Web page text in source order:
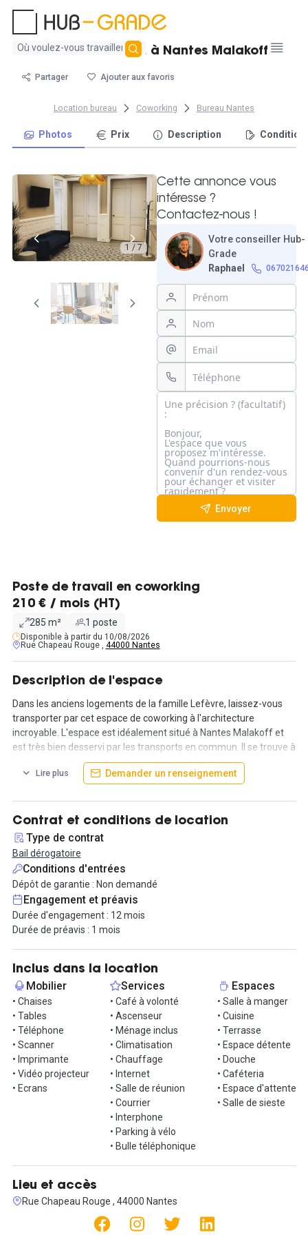
Aucun
trouvé
Postes de travail à Nantes Malakoff
Partager Ajouter aux favoris
Location bureau Coworking Bureau Nantes
Photos Prix Description
1 / 7
Cette annonce vous
intéresse ?
Contactez-nous !
Votre conseiller Hub-
Grade
Raphael
Envoyer
Poste de travail en coworking
210 € / mois (HT)
285 m² 1 poste
Disponible à partir du 10/08/2026
Rue Chapeau Rouge , 44000 Nantes
Description de l'espace
Dans les anciens logements de la famille Lefèvre, laissez-vous
transporter par cet espace de coworking à l'architecture
incroyable. L'espace est idéalement situé à Nantes Malakoff et
est très bien desservi par les transports en commun. Il se trouve à
proximité de la Place Graslin, à 5 minutes de l'arrêt de bus St-
Nicholas et de la ligne 1 de tram. (bus et tram à deux pas).
Dans cet espace, nous vous proposons un espace de coworking
de 285 m², avec une belle hauteur sous plafond ainsi que de
splendides moulures et des boiseries murales donnant à
l’ensemble un charme raffiné et un caractère haut de gamme.
Dans cet espace, retrouvez-vous entre collègues co-worker au
bar de la cuisine pour partager un café et un bon moment. En plus
de travailler dans un lieu atypique et unique qui saura vous
inspirer votre quartier n’est pas en reste ! En effet la rue scribe
avec ses fameux bars et restaurants vous attendent pour profiter
d’une pause gourmande.
Vous aurez également la chance de bénéficier de différents
services : connexion internet haut débit (wifi/RJ45), machines à
café, assistance technique et informatique, service de
restauration pour vivre toute une expérience culinaire (plats,
goûters, apéro)...
Lire plus Demander un renseignement
Contrat et conditions de location
Type de contrat
Bail dérogatoire
Conditions d'entrées
Dépôt de garantie : Non demandé
Engagement et préavis
Durée d'engagement : 12 mois
Durée de préavis : 1 mois
Inclus dans la location
Mobilier
• Chaises
• Tables
• Téléphone
• Scanner
• Imprimante
• Vidéo projecteur
• Ecrans
Services
• Café à volonté
• Ascenseur
• Ménage inclus
• Climatisation
• Chauffage
• Internet
• Salle de réunion
• Courrier
• Interphone
• Parking à vélo
• Bulle téléphonique
Espaces
• Salle à manger
• Cuisine
• Terrasse
• Espace détente
• Douche
• Caféteria
• Espace d'attente
• Salle de sieste
Lieu et accès
Rue Chapeau Rouge , 44000 Nantes